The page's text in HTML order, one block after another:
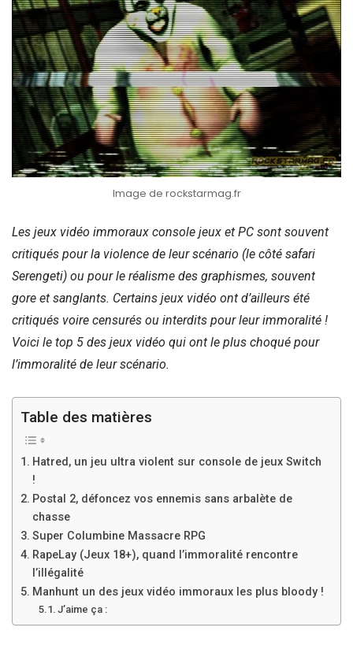
Image de rockstarmag.fr
Les jeux vidéo immoraux console jeux et PC sont souvent
critiqués pour la violence de leur scénario (le côté safari
Serengeti) ou pour le réalisme des graphismes, souvent
gore et sanglants. Certains jeux vidéo ont d’ailleurs été
critiqués voire censurés ou interdits pour leur immoralité !
Voici le top 5 des jeux vidéo qui ont le plus choqué pour
l’immoralité de leur scénario.
Table des matières
Hatred, un jeu ultra violent sur console de jeux Switch
!
Postal 2, défoncez vos ennemis sans arbalète de
chasse
Super Columbine Massacre RPG
RapeLay (Jeux 18+), quand l’immoralité rencontre
l’illégalité
Manhunt un des jeux vidéo immoraux les plus bloody !
J’aime ça :